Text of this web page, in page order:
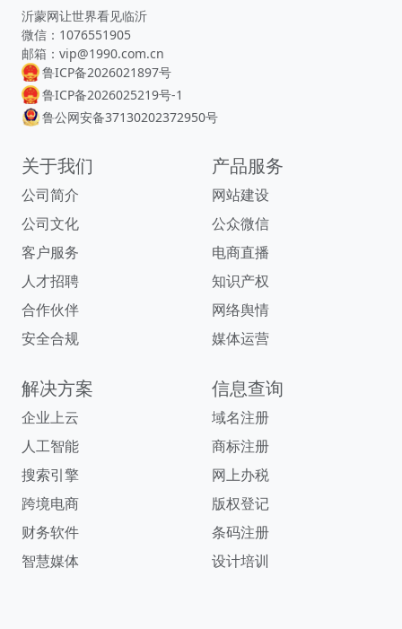
沂蒙网让世界看见临沂
微信：1076551905
邮箱：vip@1990.com.cn
鲁ICP备2026021897号
鲁ICP备2026025219号-1
鲁公网安备37130202372950号
关于我们
公司简介
公司文化
客户服务
人才招聘
合作伙伴
安全合规
产品服务
网站建设
公众微信
电商直播
知识产权
网络舆情
媒体运营
解决方案
企业上云
人工智能
搜索引擎
跨境电商
财务软件
智慧媒体
信息查询
域名注册
商标注册
网上办税
版权登记
条码注册
设计培训